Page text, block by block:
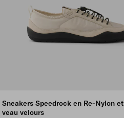
Sneakers Speedrock en Re-Nylon et
veau velours